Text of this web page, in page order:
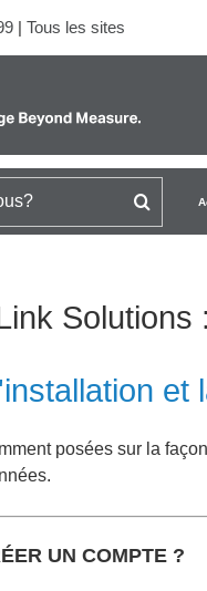
| Tous les sites
et
posées sur la
UN COMPTE ?